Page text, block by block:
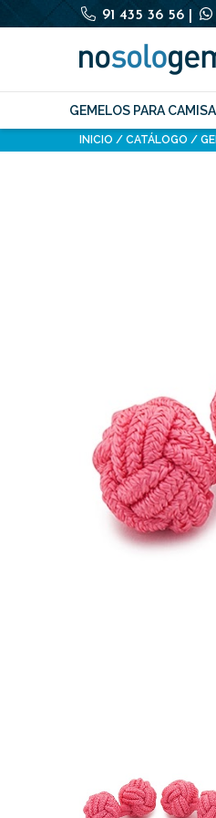
91 435 36 56
GEMELOS PARA
INICIO CATÁLOGO